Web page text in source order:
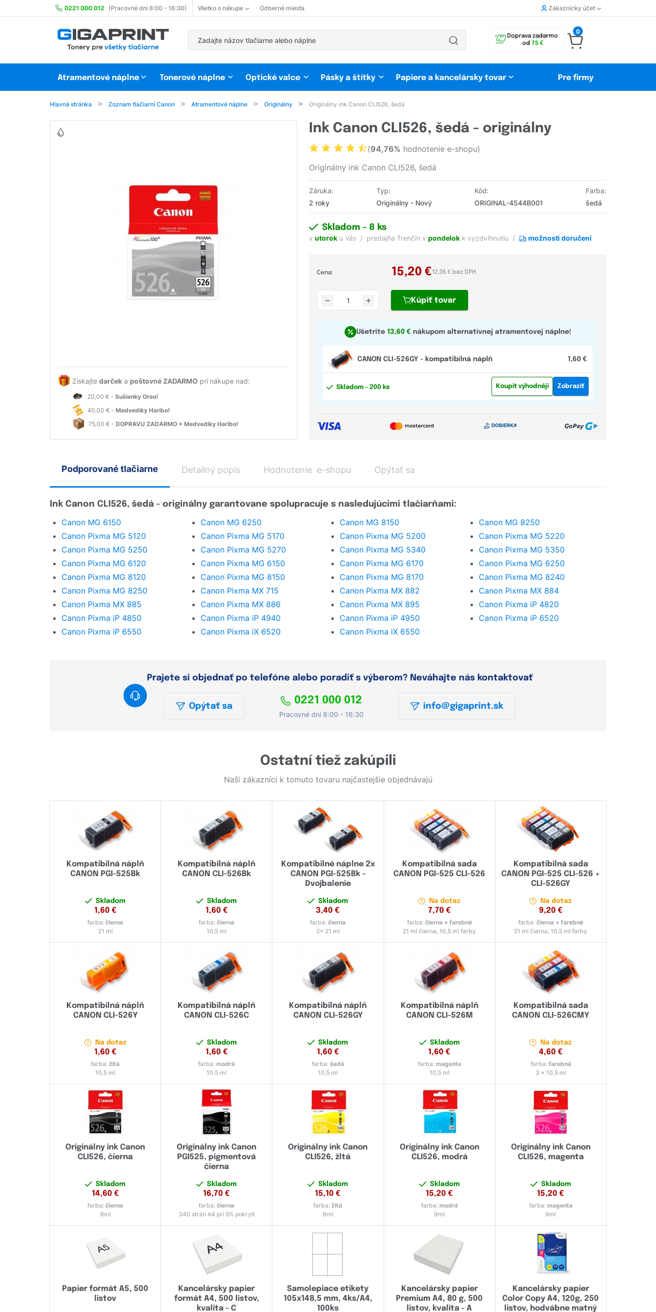
0221 000 012 (Pracovné dni 8:00 - 16:30) Všetko o nákupe Odberné miesta Zákaznícky účet
Doprava zadarmo
od 75 €
0
Atramentové náplne Tonerové náplne Optické valce Pásky a štítky Papiere a kancelársky tovar Pre firmy
Hlavná stránka Zoznam tlačiarní Canon Atramentové náplne Originálny Originálny ink Canon CLI526, šedá
Získajte darček a poštovné ZADARMO pri nákupe nad:
20,00 € - Sušienky Oreo!
40,00 € - Medvedíky Haribo!
75,00 € - DOPRAVU ZADARMO + Medvedíky Haribo!
Ink Canon CLI526, šedá - originálny
(94,76% hodnotenie e-shopu)
Originálny ink Canon CLI526, šedá
Záruka:
2 roky
Typ:
Originálny - Nový
Kód:
ORIGINAL-4544B001
Farba:
šedá
Skladom- 8 ks
vutorok u Vás predajňa Trenčín vpondelok k vyzdvihnutiu možnosti doručení
Cena: 15,20 €12,36 € bez DPH
Kúpiťtovar
Ušetrite 13,60 € nákupom alternatívnej atramentovej náplne!
CANON CLI-526GY - kompatibilná náplň 1,60 €
Skladom- 200 ks Koupit výhodněji Zobraziť
Podporované tlačiarne
Ink Canon CLI526, šedá - originálny garantovane spolupracuje s nasledujúcimi tlačiarňami:
Canon MG 6150 Canon MG 6250 Canon MG 8150
Canon MG 8250
Canon Pixma MG 5120
Canon Pixma MG 5170 Canon Pixma MG 5200
Canon Pixma MG 5220
Canon Pixma MG 5250
Canon Pixma MG 5270 Canon Pixma MG 5340
Canon Pixma MG 5350
Canon Pixma MG 6120
Canon Pixma MG 6150 Canon Pixma MG 6170
Canon Pixma MG 6250
Canon Pixma MG 8120
Canon Pixma MG 8150 Canon Pixma MG 8170
Canon Pixma MG 8240
Canon Pixma MG 8250
Canon Pixma MX 715 Canon Pixma MX 882
Canon Pixma MX 884
Canon Pixma MX 885
Canon Pixma MX 886 Canon Pixma MX 895
Canon Pixma iP 4820
Canon Pixma iP 4850
Canon Pixma iP 4940 Canon Pixma iP 4950
Canon Pixma iP 6520
Canon Pixma iP 6550
Canon Pixma iX 6520 Canon Pixma iX 6550
Prajete si objednať po telefóne alebo poradiť s výberom? Neváhajte nás kontaktovať
Opýtať sa
0221 000 012
Pracovné dni 8:00 - 16:30
info@gigaprint.sk
Detailný popis Hodnotenie e-shopu Opýtať sa
Ostatní tiež zakúpili
Naši zákazníci k tomuto tovaru najčastejšie objednávajú
Kompatibilná náplň
CANON PGI-525Bk
Skladom
1,60 €
farba:čierna
21 ml
Kompatibilná náplň
CANON CLI-526Bk
Skladom
1,60 €
farba:čierna
10,5 ml
Kompatibilné náplne 2x
CANON PGI-525Bk -
Dvojbalenie
Skladom
3,40 €
farba:čierna
2x 21 ml
Kompatibilná sada
CANON PGI-525 CLI-526
Na dotaz
7,70 €
farba: čierna + farebné
21 ml čierna, 10,5 ml farby
Kompatibilná sada
CANON PGI-525 CLI-526 +
CLI-526GY
Na dotaz
9,20 €
farba: čierna + farebné
21 ml čierna, 10,5 ml farby
Kompatibilná náplň
CANON CLI-526Y
Na dotaz
1,60 €
farba:žltá
10,5 ml
Kompatibilná náplň
CANON CLI-526C
Skladom
1,60 €
farba:modrá
10,5 ml
Kompatibilná náplň
CANON CLI-526GY
Skladom
1,60 €
farba: šedá
10,5 ml
Kompatibilná náplň
CANON CLI-526M
Skladom
1,60 €
farba: magenta
10,5 ml
Kompatibilná sada
CANON CLI-526CMY
Na dotaz
4,60 €
farba: farebná
3 x 10,5 ml
Originálny ink Canon
CLI526, čierna
Skladom
14,60 €
farba:čierna
9ml
Originálny ink Canon
PGI525, pigmentová
čierna
Skladom
16,70 €
farba:čierna
340 strán A4 pri 5% pokrytí
Originálny ink Canon
CLI526, žltá
Skladom
15,10 €
farba:žltá
9ml
Originálny ink Canon
CLI526, modrá
Skladom
15,20 €
farba: modrá
9ml
Originálny ink Canon
CLI526, magenta
Skladom
15,20 €
farba: magenta
9ml
Papier formát A5, 500
listov
Kancelársky papier
formát A4, 500 listov,
kvalita - C
Samolepiace etikety
105x148,5 mm, 4ks/A4,
100ks
Kancelársky papier
Premium A4, 80 g, 500
listov, kvalita - A
Kancelársky papier
Color Copy A4, 120g, 250
listov, hodvábne matný